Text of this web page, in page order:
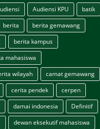
Audiensi KPU
batik
berita
berita gemawang
berita kampus
mahasiswa
wilayah
camat gemawang
cerita pendek
cerpen
damai indonesia
Definitif
dewan eksekutif mahasiswa